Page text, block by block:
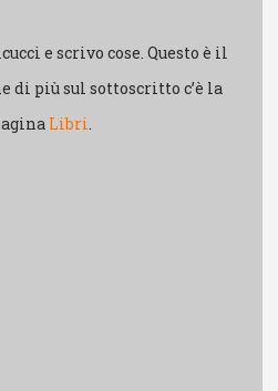
e scrivo cose. Questo è il
di più sul sottoscritto c’è la
Libri.